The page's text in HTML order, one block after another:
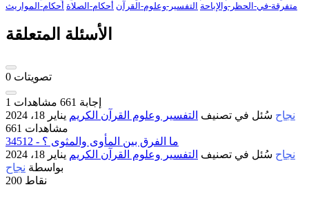
متفرقة-في-الحظر-والإباحة التفسير-وعلوم-القرآن أحكام-الصلاة أحكام-المواريث
الأسئلة المتعلقة
0 تصويتات
1 إجابة 661 مشاهدات
نجاح سُئل في تصنيف التفسير وعلوم القرآن الكريم يناير 18، 2024
661 مشاهدات
34512 - ما الفرق بين المأوى والمثوى ؟
نجاح سُئل في تصنيف التفسير وعلوم القرآن الكريم يناير 18، 2024
بواسطة نجاح
200 نقاط